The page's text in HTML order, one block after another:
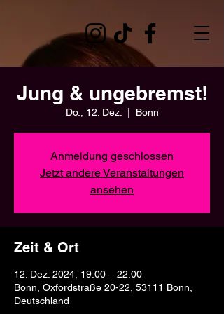
Jung & ungebremst!
Do., 12. Dez. Bonn
Anmeldung geschlossen
Jetzt andere Veranstaltungen
ansehen
Zeit & Ort
12. Dez. 2024, 19:00 – 22:00
Bonn, Oxfordstraße 20-22, 53111 Bonn,
Deutschland